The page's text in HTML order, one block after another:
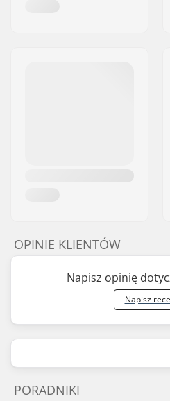
OPINIE KLIENTÓW
Napisz opinię
Napisz
PORADNIKI